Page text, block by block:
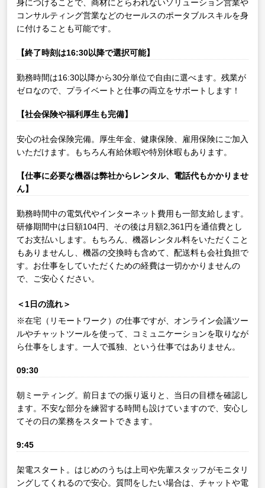
身につけることで、商材にとらわれないソリューション営業や
コンサルティング営業などのセールスのポータブルスキルを身
に付けることも可能です。
【終了時刻は16:30以降で選択可能】
勤務時間は16:30以降から30分単位で自由に選べます。残業が
ゼロなので、プライベートと仕事の両立をサポートします！
【社会保険や福利厚生も完備】
安心の社会保険完備。厚生年金、健康保険、雇用保険にご加入
いただけます。もちろん有給休暇や特別休暇もあります。
【仕事に必要な機器は弊社からレンタル、電話代もかかりませ
ん】
勤務時間中の電気代やインターネット費用も一部支給します。
研修期間中は日額104円、その後は月額2,361円を通信費とし
てお支払いします。もちろん、機器レンタル料をいただくこと
もありませんし、機器の交換時も含めて、配送料も会社負担で
す。お仕事をしていただくための経費は一切かかりませんの
で、ご安心ください。
＜1日の流れ＞
※在宅（リモートワーク）の仕事ですが、オンライン会議ツー
ルやチャットツールを使って、コミュニケーションを取りなが
ら仕事をします。一人で孤独、という仕事ではありません。
09:30
朝ミーティング。前日までの振り返りと、当日の目標を確認し
ます。不安な部分を練習する時間も設けていますので、安心し
てその日の業務をスタートできます。
9:45
架電スタート。はじめのうちは上司や先輩スタッフがモニタリ
ングしてくれるので安心。質問をしたい場合は、チャットや電